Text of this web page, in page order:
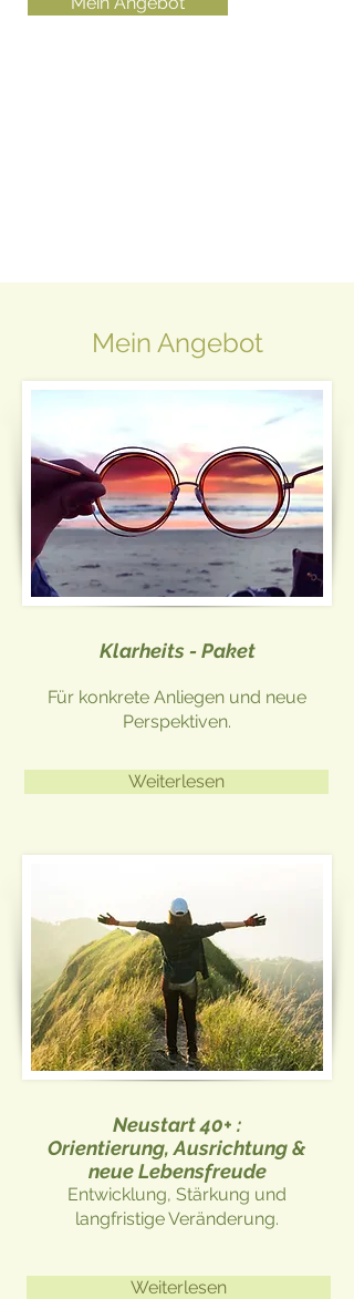
Mein Angebot
Klarheits - Paket
Für konkrete Anliegen und neue
Perspektiven.
Neustart 40+ :
Orientierung, Ausrichtung &
neue Lebensfreude
Entwicklung, Stärkung und
langfristige Veränderung.
Weiterlesen
Weiterlesen